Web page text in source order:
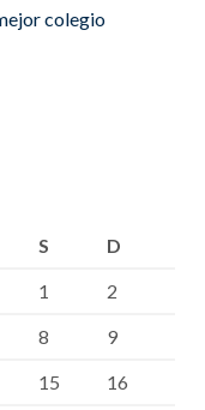
colegio
S
D
1
2
8
9
15
16